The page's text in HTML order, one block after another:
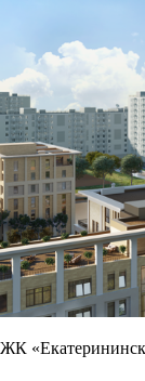
ЖК